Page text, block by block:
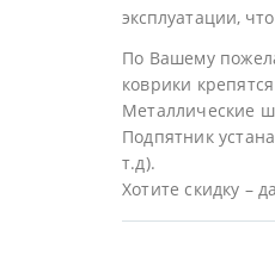
эксплуатации,
По Вашему
коврики
Металлические
Подпятник
т.д).
Хотите скидку –